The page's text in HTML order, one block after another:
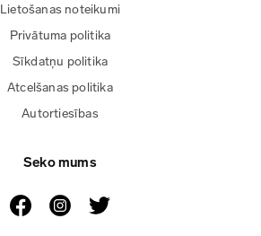
Lietošanas noteikumi
Privātuma politika
Sīkdatņu politika
Atcelšanas politika
Autortiesības
Seko mums